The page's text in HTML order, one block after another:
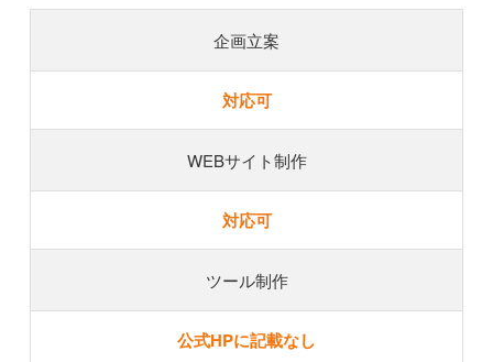
企画立案
対応可
WEBサイト制作
対応可
ツール制作
公式HPに記載なし